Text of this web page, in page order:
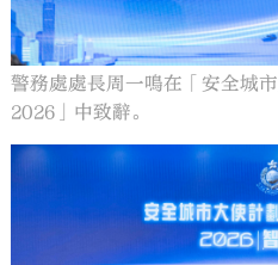
警務處處長周一鳴在「安全城
2026」中致辭。